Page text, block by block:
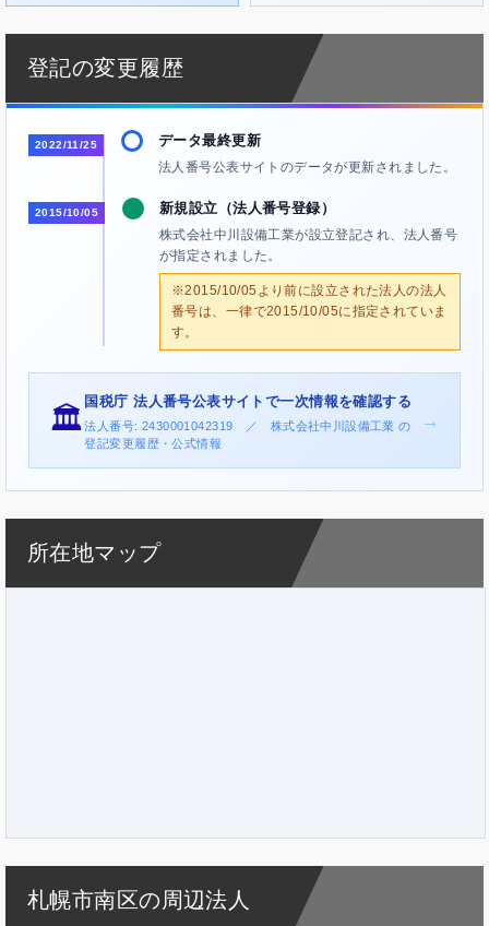
登記の変更履歴
2022/11/25 データ最終更新
法人番号公表サイトのデータが更新されました。
2015/10/05 新規設立（法人番号登録）
株式会社中川設備工業が設立登記され、法人番号
が指定されました。
※2015/10/05より前に設立された法人の法人
番号は、一律で2015/10/05に指定されていま
す。
🏛️
国税庁 法人番号公表サイトで一次情報を確認する
法人番号: 2430001042319 ／ 株式会社中川設備工業 の
登記変更履歴・公式情報
→
所在地マップ
札幌市南区の周辺法人